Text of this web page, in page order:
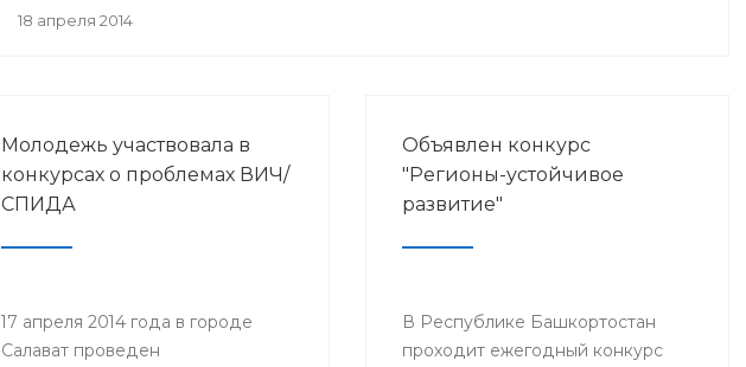
18 апреля 2014
Молодежь участвовала в
конкурсах о проблемах ВИЧ/
СПИДА
17 апреля 2014 года в городе
Салават проведен
Объявлен конкурс
"Регионы-устойчивое
развитие"
В Республике Башкортостан
проходит ежегодный конкурс